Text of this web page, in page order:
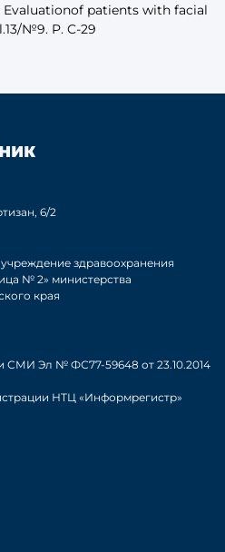
Evaluationof patients with facial
№9. P. C-29
6/2
здравоохранения
№ 2» министерства
края
СМИ Эл № ФС77-59648 от 23.10.2014
НТЦ «Информрегистр»